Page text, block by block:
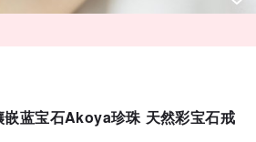
嵌蓝宝石Akoya珍珠 天然彩宝石戒